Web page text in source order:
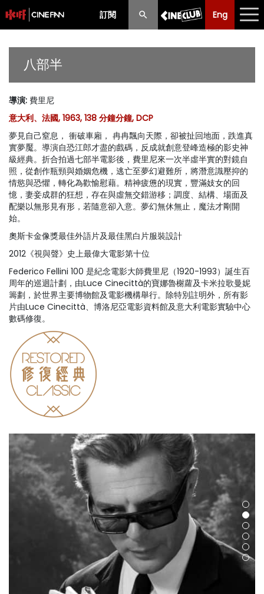
訂閱 Eng
Eng 中文
節目
購票須知
優惠計劃
前期節目
八部半
導演: 費里尼
意大利、法國, 1963, 138 分鐘分鐘, DCP
夢見自己窒息， 衝破車廂， 冉冉飄向天際，卻被扯回地面，跌進真
實夢魘。導演自恐江郎才盡的戲碼，反成就創意登峰造極的影史神
級經典。折合拍過七部半電影後，費里尼來一次半虛半實的對鏡自
照，從創作瓶頸與婚姻危機，逃亡至夢幻避難所，將潛意識壓抑的
情慾與恐懼，轉化為歡愉慰藉。精神疲憊的現實，豐滿妓女的回
憶，妻妾成群的狂想，存在與虛無交錯游移；調度、結構、場面及
配樂以無形見有形，若隨意卻入意。夢幻無休無止，魔法才剛開
始。
奧斯卡金像獎最佳外語片及最佳黑白片服裝設計
2012《視與聲》史上最偉大電影第十位
Federico Fellini 100 是紀念電影大師費里尼（1920-1993）誕生百
周年的巡迴計劃，由Luce Cinecittà的寶娜魯榭蘿及卡米拉歌曼妮
籌劃，於世界主要博物館及電影機構舉行。除特別註明外，所有影
片由Luce Cinecittà、博洛尼亞電影資料館及意大利電影實驗中心
數碼修復。